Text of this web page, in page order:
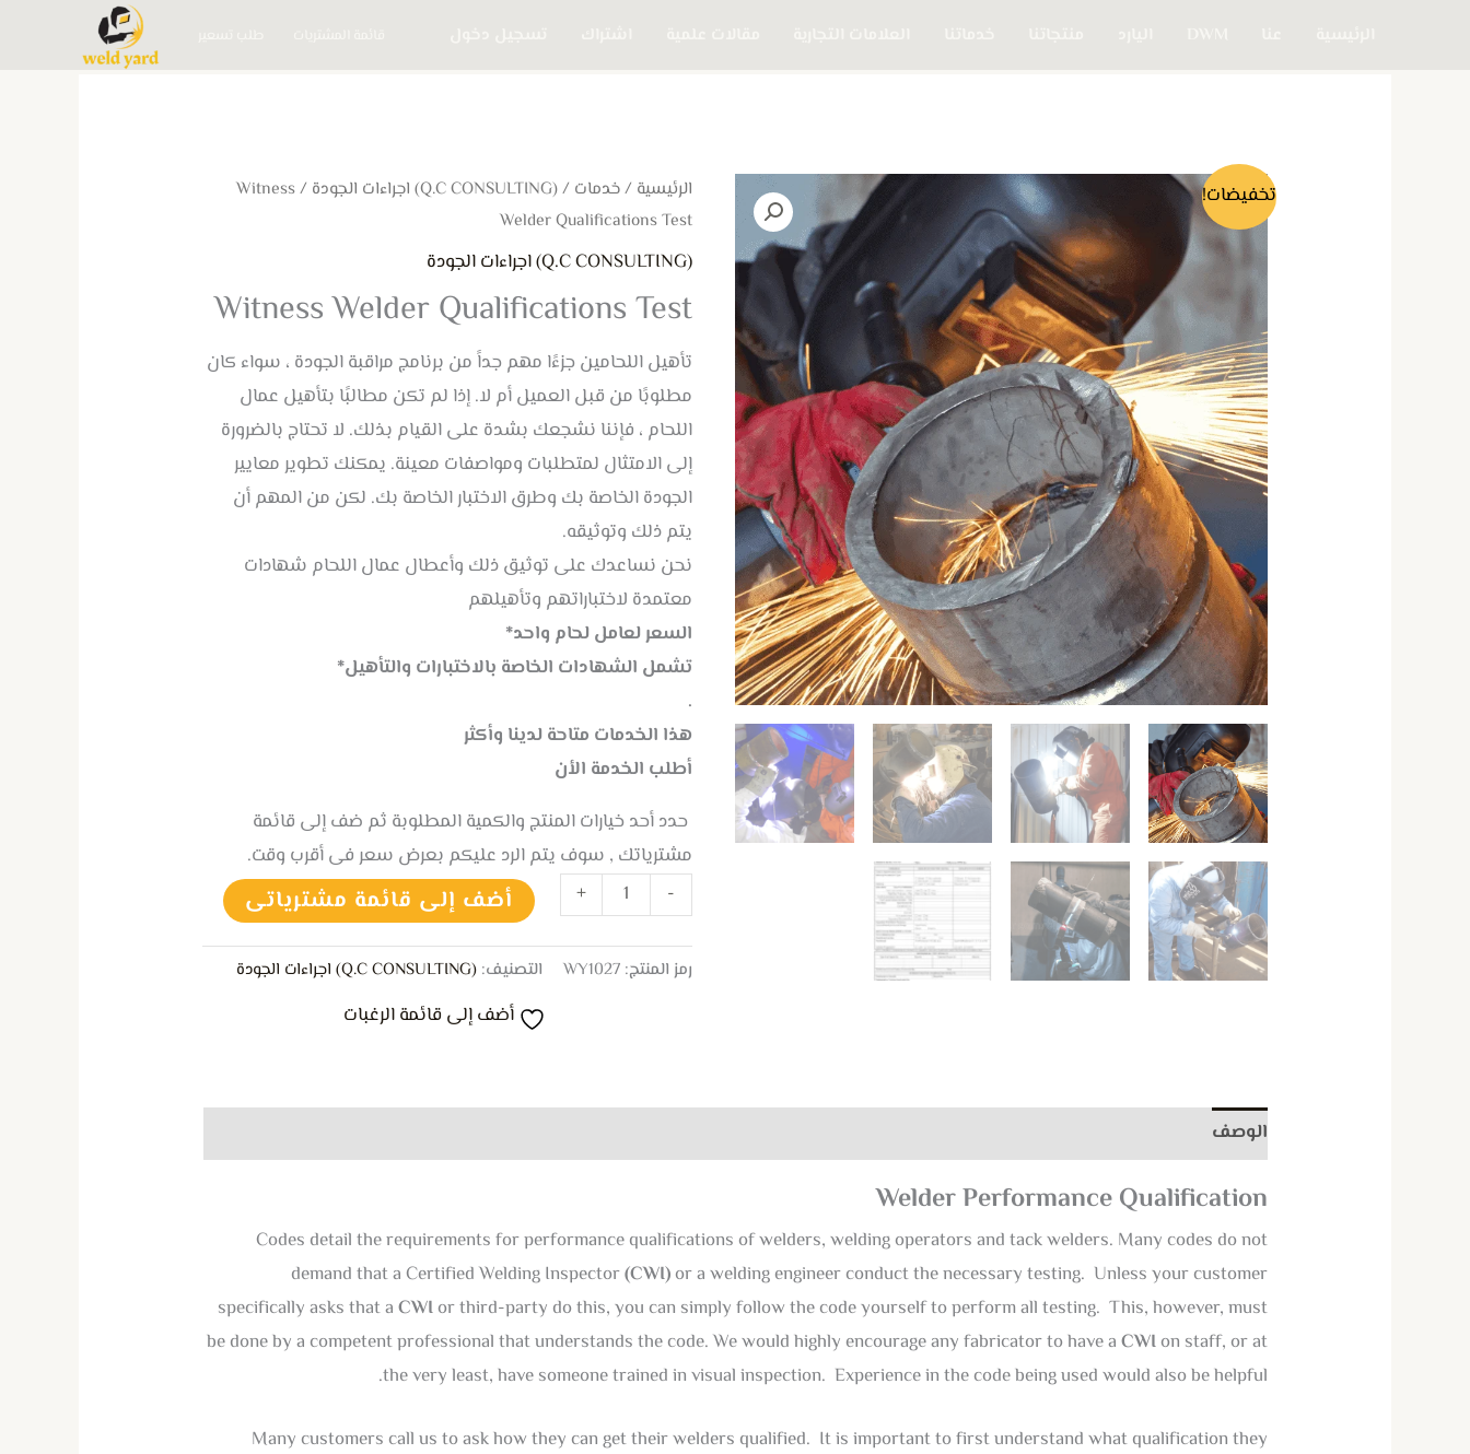
تخفيضات! الرئيسية /خدمات /(Q.C CONSULTING) اجراءات الجودة
/ Witness
Welder Qualifications Test
(Q.C CONSULTING) اجراءات الجودة
Witness Welder Qualifications Test
تأهيل اللحامين جزءًا مهم جداً من برنامج مراقبة الجودة ، سواء كان
مطلوبًا من قبل العميل أم لا. إذا لم تكن مطالبًا بتأهيل عمال
اللحام ، فإننا نشجعك بشدة على القيام بذلك. لا تحتاج بالضرورة
إلى الامتثال لمتطلبات ومواصفات معينة. يمكنك تطوير معايير
الجودة الخاصة بك وطرق الاختبار الخاصة بك. لكن من المهم أن
يتم ذلك وتوثيقه.
نحن نساعدك على توثيق ذلك وأعطال عمال اللحام شهادات
معتمدة لاختباراتهم وتأهيلهم
السعر لعامل لحام واحد*
تشمل الشهادات الخاصة بالاختبارات والتأهيل*
.
هذا الخدمات متاحة لدينا وأكثر
أطلب الخدمة الأن
حدد أحد خيارات المنتج والكمية المطلوبة ثم ضف إلى قائمة
مشترياتك , سوف يتم الرد عليكم بعرض سعر فى أقرب وقت.
-
كمية
Witness
Welder
Qualifications
Test
+ أضف إلى قائمة مشترياتى
رمز المنتج: WY1027 التصنيف: (Q.C CONSULTING) اجراءات الجودة
أضف إلى قائمة الرغبات
الوصف
Welder Performance Qualification
Codes detail the requirements for performance qualifications of welders, welding operators and tack welders. Many codes do not
demand that a Certified Welding Inspector(CWI)or a welding engineer conduct the necessary testing. Unless your customer
specifically asks that aCWIor third-party do this, you can simply follow the code yourself to perform all testing. This, however, must
be done by a competent professional that understands the code. We would highly encourage any fabricator to have aCWIon staff, or at
the very least, have someone trained in visual inspection. Experience in the code being used would also be helpful.
Many customers call us to ask how they can get their welders qualified. It is important to first understand what qualification they